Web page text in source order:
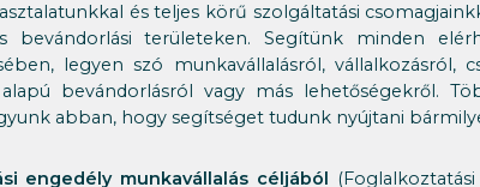
és teljes körű szolgáltatási
bevándorlási területeken. Segítünk minden
legyen szó munkavállalásról, vállalkozásról,
bevándorlásról vagy más lehetőségekről.
abban, hogy segítséget tudunk nyújtani
engedély munkavállalás céljából